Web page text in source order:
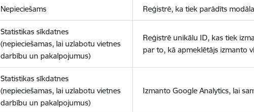
Nepieciešams Reģistrē, ka tiek parādīts
Statistikas sīkdatnes
(nepieciešamas, lai uzlabotu vietnes
darbību un pakalpojumus)
Reģistrē unikālu ID, kas tiek
par to, kā apmeklētājs izmanto
Statistikas sīkdatnes
(nepieciešamas, lai uzlabotu vietnes
darbību un pakalpojumus)
Izmanto Google Analytics, lai